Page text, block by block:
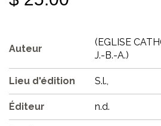
Auteur
(EGLISE
J.-B.-A.)
Lieu d'édition S.l.,
Éditeur n.d.